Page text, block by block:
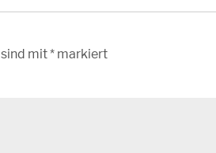
mit* markiert